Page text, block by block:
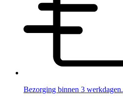
Bezorging binnen 3 werkdagen.